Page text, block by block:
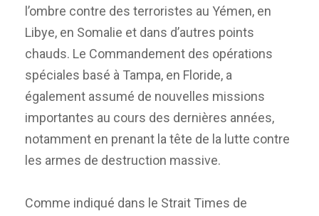
l’ombre contre des terroristes au Yémen, en
Libye, en Somalie et dans d’autres points
chauds. Le Commandement des opérations
spéciales basé à Tampa, en Floride, a
également assumé de nouvelles missions
importantes au cours des dernières années,
notamment en prenant la tête de la lutte contre
les armes de destruction massive.
Comme indiqué dans le Strait Times de